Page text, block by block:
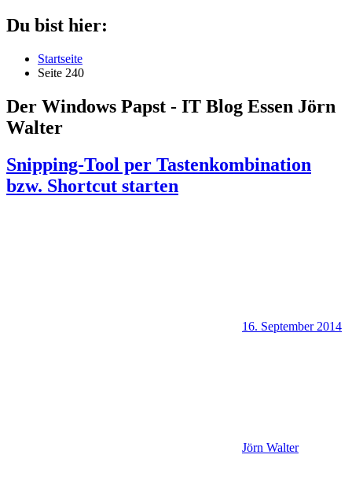
Du bist hier:
Startseite
Seite 240
Der Windows Papst - IT Blog Essen Jörn
Walter
Snipping-Tool per Tastenkombination
bzw. Shortcut starten
16. September 2014
Jörn Walter